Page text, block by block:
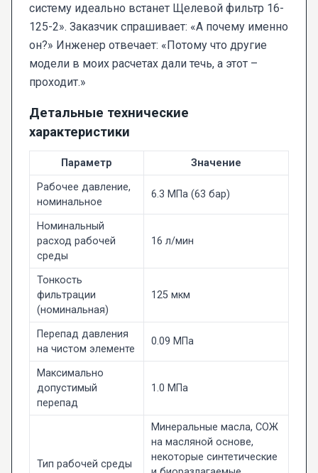
систему идеально встанет Щелевой фильтр 16-
125-2». Заказчик спрашивает: «А почему именно
он?» Инженер отвечает: «Потому что другие
модели в моих расчетах дали течь, а этот –
проходит.»
Детальные технические
характеристики
Параметр
Значение
Рабочее давление,
номинальное
6.3 МПа (63 бар)
Номинальный
расход рабочей
среды
16 л/мин
Тонкость
фильтрации
(номинальная)
125 мкм
Перепад давления
на чистом элементе
0.09 МПа
Максимально
допустимый
перепад
1.0 МПа
Тип рабочей среды
Минеральные масла, СОЖ
на масляной основе,
некоторые синтетические